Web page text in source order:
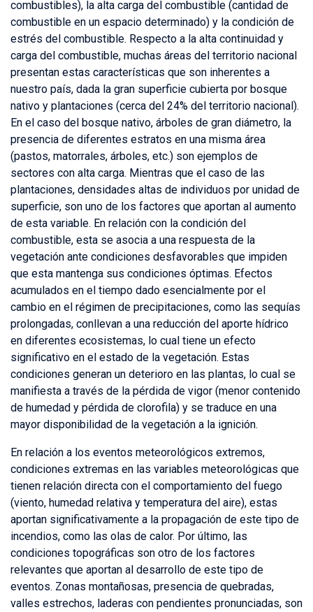
combustibles), la alta carga del combustible (cantidad de
combustible en un espacio determinado) y la condición de
estrés del combustible. Respecto a la alta continuidad y
carga del combustible, muchas áreas del territorio nacional
presentan estas características que son inherentes a
nuestro país, dada la gran superficie cubierta por bosque
nativo y plantaciones (cerca del 24% del territorio nacional).
En el caso del bosque nativo, árboles de gran diámetro, la
presencia de diferentes estratos en una misma área
(pastos, matorrales, árboles, etc.) son ejemplos de
sectores con alta carga. Mientras que el caso de las
plantaciones, densidades altas de individuos por unidad de
superficie, son uno de los factores que aportan al aumento
de esta variable. En relación con la condición del
combustible, esta se asocia a una respuesta de la
vegetación ante condiciones desfavorables que impiden
que esta mantenga sus condiciones óptimas. Efectos
acumulados en el tiempo dado esencialmente por el
cambio en el régimen de precipitaciones, como las sequías
prolongadas, conllevan a una reducción del aporte hídrico
en diferentes ecosistemas, lo cual tiene un efecto
significativo en el estado de la vegetación. Estas
condiciones generan un deterioro en las plantas, lo cual se
manifiesta a través de la pérdida de vigor (menor contenido
de humedad y pérdida de clorofila) y se traduce en una
mayor disponibilidad de la vegetación a la ignición.
En relación a los eventos meteorológicos extremos,
condiciones extremas en las variables meteorológicas que
tienen relación directa con el comportamiento del fuego
(viento, humedad relativa y temperatura del aire), estas
aportan significativamente a la propagación de este tipo de
incendios, como las olas de calor. Por último, las
condiciones topográficas son otro de los factores
relevantes que aportan al desarrollo de este tipo de
eventos. Zonas montañosas, presencia de quebradas,
valles estrechos, laderas con pendientes pronunciadas, son